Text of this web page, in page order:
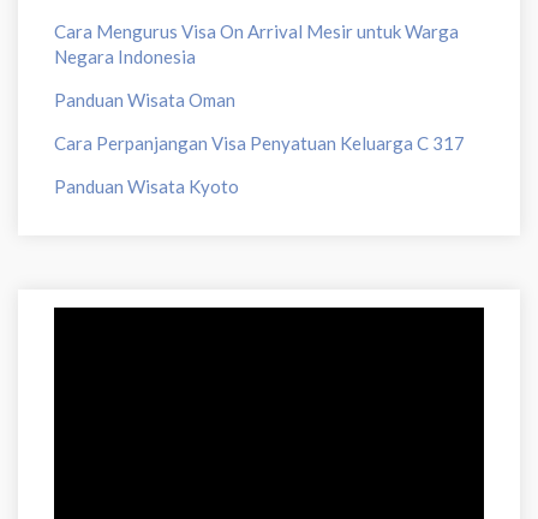
Cara Mengurus Visa On Arrival Mesir untuk Warga
Negara Indonesia
Panduan Wisata Oman
Cara Perpanjangan Visa Penyatuan Keluarga C 317
Panduan Wisata Kyoto